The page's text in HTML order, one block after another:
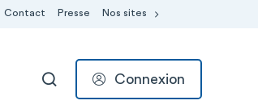
Contact Presse Nos sites
RECHERCHER
Connexion